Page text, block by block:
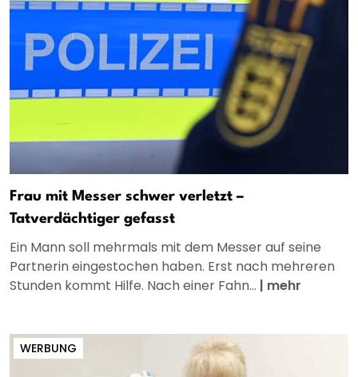
Frau mit Messer schwer verletzt –
Tatverdächtiger gefasst
Ein Mann soll mehrmals mit dem Messer auf seine
Partnerin eingestochen haben. Erst nach mehreren
Stunden kommt Hilfe. Nach einer Fahn... | mehr
WERBUNG